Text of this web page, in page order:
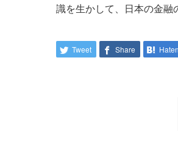
識を生かして、日本の金融
Tweet Share